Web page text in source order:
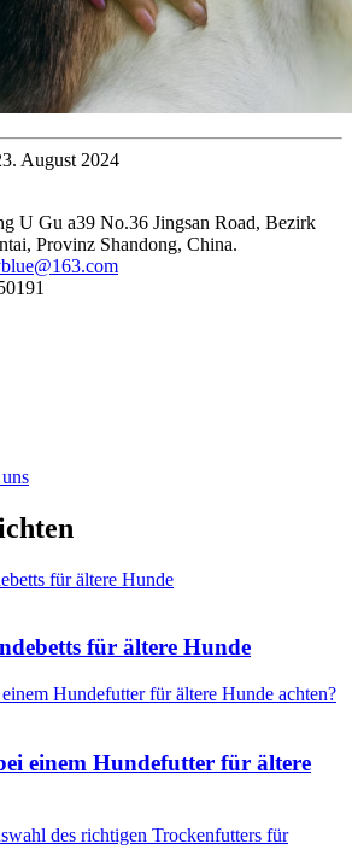
August 2024
U Gu a39 No.36 Jingsan Road, Bezirk
Provinz Shandong, China.
für ältere Hunde
einem Hundefutter für ältere